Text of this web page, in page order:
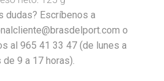
dudas? Escríbenos a
o
al 965 41 33 47 (de lunes a
de 9 a 17 horas).